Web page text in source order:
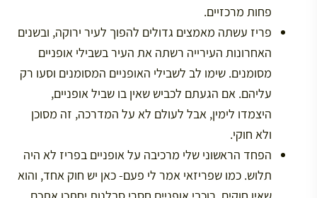
פחות מרכזיים.
פריז עשתה מאמצים גדולים להפוך לעיר ירוקה, ובשנים
האחרונות העירייה רשתה את העיר בשבילי אופניים
מסומנים. שימו לב לשבילי האופניים המסומנים וסעו רק
עליהם. אם הגעתם לכביש שאין בו שביל אופניים,
היצמדו לימין, אבל לעולם לא על המדרכה, זה מסוכן
ולא חוקי.
הפחד הראשוני שלי מרכיבה על אופניים בפריז לא היה
תלוש. כמו שפריזאי אמר לי פעם- כאן יש חוק אחד, והוא